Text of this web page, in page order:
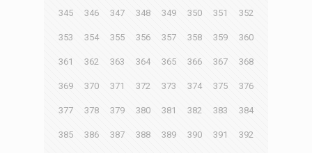
345 346 347 348 349 350 351 352
353 354 355 356 357 358 359 360
361 362 363 364 365 366 367 368
369 370 371 372 373 374 375 376
377 378 379 380 381 382 383 384
385 386 387 388 389 390 391 392